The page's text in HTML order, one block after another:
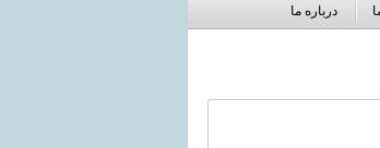
درباره ما